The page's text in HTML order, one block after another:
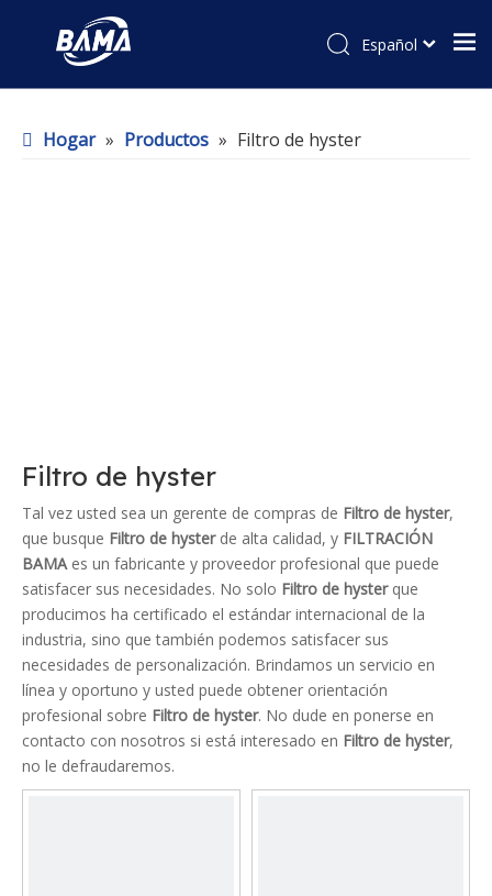
Español
Hogar » Productos » Filtro de hyster
Filtro de hyster
Tal vez usted sea un gerente de compras de Filtro de hyster,
que busque Filtro de hysterde alta calidad, y FILTRACIÓN
BAMAes un fabricante y proveedor profesional que puede
satisfacer sus necesidades. No solo Filtro de hysterque
producimos ha certificado el estándar internacional de la
industria, sino que también podemos satisfacer sus
necesidades de personalización. Brindamos un servicio en
línea y oportuno y usted puede obtener orientación
profesional sobre Filtro de hyster. No dude en ponerse en
contacto con nosotros si está interesado en Filtro de hyster,
no le defraudaremos.